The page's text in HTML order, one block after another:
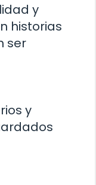
y
historias
ser
y